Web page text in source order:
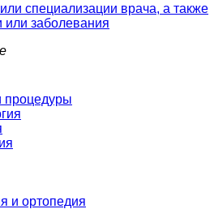
специализации врача, а также
или заболевания
процедуры
и ортопедия